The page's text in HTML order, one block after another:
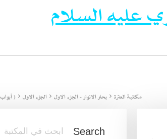
عليه السلام
مكتبة العترة بحار الانوار - الجزء الاول الجزء الاول (